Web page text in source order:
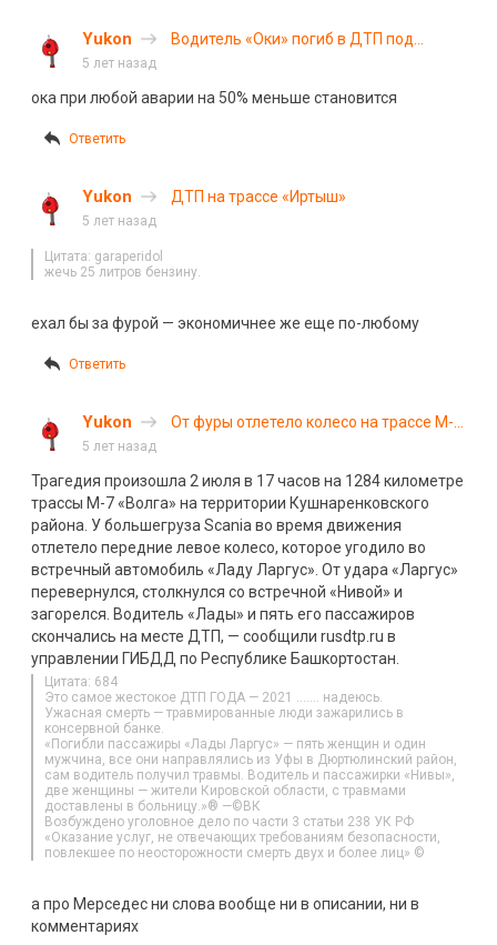
Yukon
Водитель «Оки» погиб в ДТП под
5 лет назад
ока при любой аварии на 50% меньше становится
Ответить
Yukon ДТП на трассе «Иртыш»
5 лет назад
Цитата: garaperidol
жечь 25 литров бензину.
ехал бы за фурой — экономичнее же еще по-любому
Ответить
Yukon
От фуры отлетело колесо на трассе М-7
5 лет назад
Трагедия произошла 2 июля в 17 часов на 1284 километре
трассы М-7 «Волга» на территории Кушнаренковского
района. У большегруза Scania во время движения
отлетело передние левое колесо, которое угодило во
встречный автомобиль «Ладу Ларгус». От удара «Ларгус»
перевернулся, столкнулся со встречной «Нивой» и
загорелся. Водитель «Лады» и пять его пассажиров
скончались на месте ДТП, — сообщили rusdtp.ru в
управлении ГИБДД по Республике Башкортостан.
Цитата: 684
Это самое жестокое ДТП ГОДА — 2021 ……. надеюсь.
Ужасная смерть — травмированные люди зажарились в
консервной банке.
«Погибли пассажиры «Лады Ларгус» — пять женщин и один
мужчина, все они направлялись из Уфы в Дюртюлинский район,
сам водитель получил травмы. Водитель и пассажирки «Нивы»,
две женщины — жители Кировской области, с травмами
доставлены в больницу.»® —©ВК
Возбуждено уголовное дело по части 3 статьи 238 УК РФ
«Оказание услуг, не отвечающих требованиям безопасности,
повлекшее по неосторожности смерть двух и более лиц» ©
а про Мерседес ни слова вообще ни в описании, ни в
комментариях